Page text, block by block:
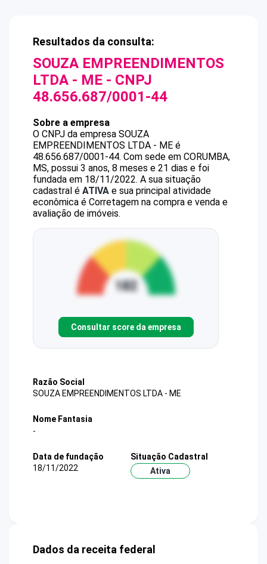
Resultados da consulta:
SOUZA EMPREENDIMENTOS
LTDA - ME - CNPJ
48.656.687/0001-44
Sobre a empresa
O CNPJ da empresa SOUZA
EMPREENDIMENTOS LTDA - ME é
48.656.687/0001-44. Com sede em CORUMBA,
MS, possui 3 anos, 8 meses e 21 dias e foi
fundada em 18/11/2022. A sua situação
cadastral é ATIVA e sua principal atividade
econômica é Corretagem na compra e venda e
avaliação de imóveis.
Consultar score da empresa
Razão Social
SOUZA EMPREENDIMENTOS LTDA - ME
Nome Fantasia
-
Data de fundação
18/11/2022
Situação Cadastral
Ativa
Dados da receita federal